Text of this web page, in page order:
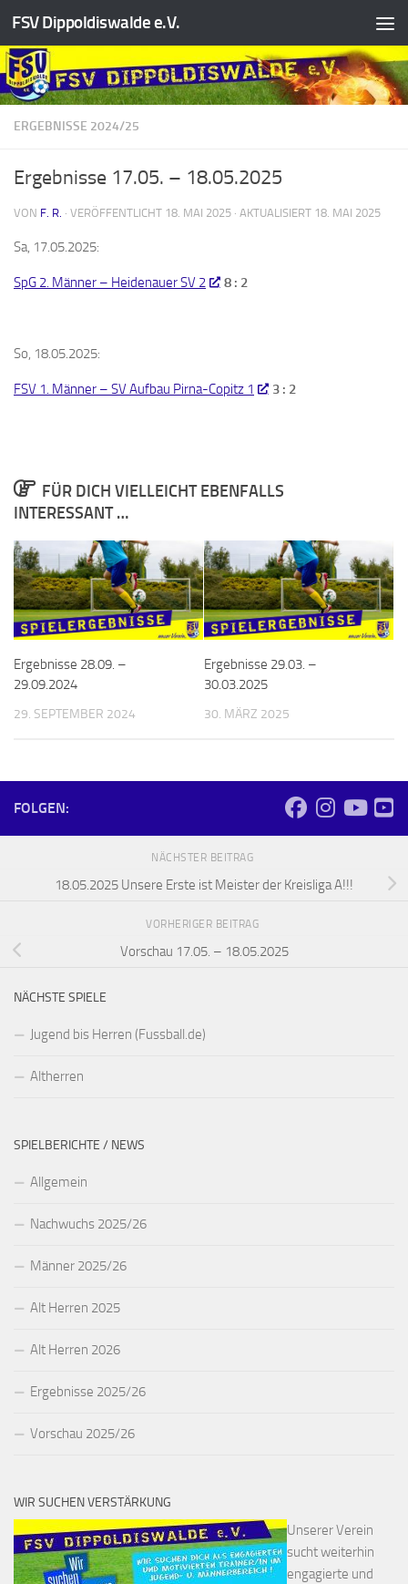
Zum Inhalt springen
FSV Dippoldiswalde e.V.
ERGEBNISSE 2024/25
Ergebnisse 17.05. – 18.05.2025
VON F. R. · VERÖFFENTLICHT 18. MAI 2025 · AKTUALISIERT 18. MAI 2025
Sa, 17.05.2025:
SpG 2. Männer – Heidenauer SV 2 8 : 2
So, 18.05.2025:
FSV 1. Männer – SV Aufbau Pirna-Copitz 1 3 : 2
FÜR DICH VIELLEICHT EBENFALLS
INTERESSANT …
Ergebnisse 28.09. –
29.09.2024
29. SEPTEMBER 2024
Ergebnisse 29.03. –
30.03.2025
30. MÄRZ 2025
FOLGEN:
NÄCHSTER BEITRAG
18.05.2025 Unsere Erste ist Meister der Kreisliga A!!!
VORHERIGER BEITRAG
Vorschau 17.05. – 18.05.2025
NÄCHSTE SPIELE
Jugend bis Herren (Fussball.de)
Altherren
SPIELBERICHTE / NEWS
Allgemein
Nachwuchs 2025/26
Männer 2025/26
Alt Herren 2025
Alt Herren 2026
Ergebnisse 2025/26
Vorschau 2025/26
WIR SUCHEN VERSTÄRKUNG
Unserer Verein
sucht weiterhin
engagierte und